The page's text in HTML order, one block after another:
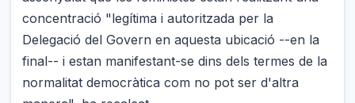
concentració "legítima i autoritzada per la
Delegació del Govern en aquesta ubicació --en la
final-- i estan manifestant-se dins dels termes de la
normalitat democràtica com no pot ser d'altra